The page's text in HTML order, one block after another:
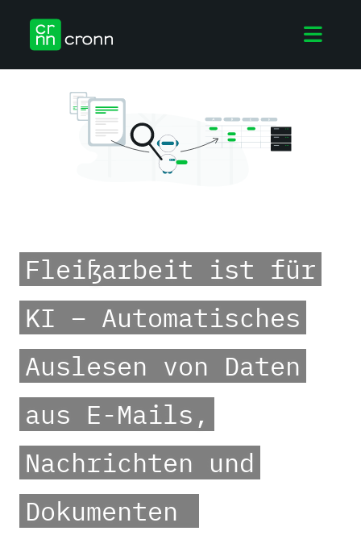
-
Fleißarbeit ist für
KI – Automatisches
Auslesen von Daten
aus E-Mails,
Nachrichten und
Dokumenten